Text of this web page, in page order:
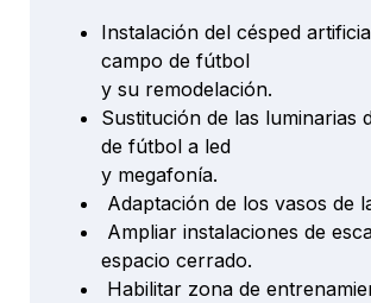
Instalación del césped
campo de fútbol
y su remodelación.
Sustitución de las luminarias
de fútbol a led
y megafonía.
Adaptación de los vasos de
Ampliar instalaciones de
espacio cerrado.
Habilitar zona de